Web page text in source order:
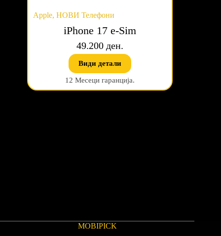
Apple, НОВИ Телефони
iPhone 17 e-Sim
49.200 ден.
Види детали
12 Месеци гаранција.
MOBIPICK